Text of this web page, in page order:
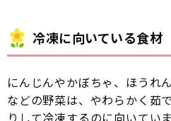
冷凍に向いている食材
にんじんやかぼちゃ、ほうれ
などの野菜は、やわらかく茹
りして冷凍するのに向いていま